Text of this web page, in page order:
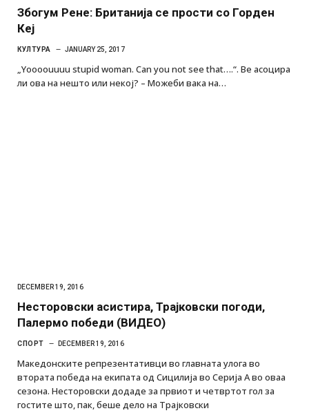
Збогум Рене: Британија се прости со Горден
Кеј
КУЛТУРА JANUARY 25, 2017
„Yoooouuuu stupid woman. Can you not see that….“. Ве асоцира
ли ова на нешто или некој? – Можеби вака на…
DECEMBER 19, 2016
Несторовски асистира, Трајковски погоди,
Палермо победи (ВИДЕО)
СПОРТ DECEMBER 19, 2016
Македонските репрезентативци во главната улога во
втората победа на екипата од Сицилија во Серија А во оваа
сезона. Несторовски додаде за првиот и четвртот гол за
гостите што, пак, беше дело на Трајковски